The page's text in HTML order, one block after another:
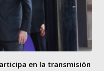
en la transmisión